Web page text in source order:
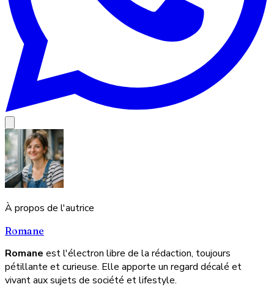
À propos de l'autrice
Romane
Romane est l'électron libre de la rédaction, toujours
pétillante et curieuse. Elle apporte un regard décalé et
vivant aux sujets de société et lifestyle.